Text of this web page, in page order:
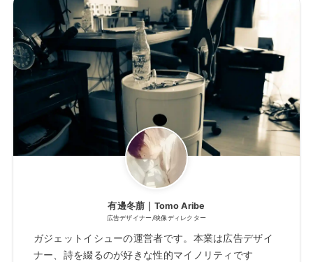
有邊冬萠｜Tomo Aribe
広告デザイナー/映像ディレクター
ガジェットイシューの運営者です。本業は広告デザイ
ナー、詩を綴るのが好きな性的マイノリティです